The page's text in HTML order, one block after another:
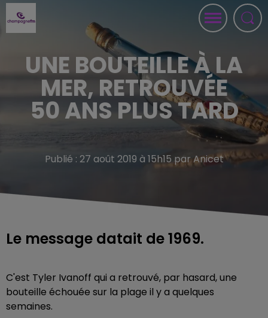
UNE BOUTEILLE À LA
MER, RETROUVÉE
50 ANS PLUS TARD
Publié : 27 août 2019 à 15h15 par Anicet
Le message datait de 1969.
C'est Tyler Ivanoff qui a retrouvé, par hasard, une
bouteille échouée sur la plage il y a quelques
semaines.